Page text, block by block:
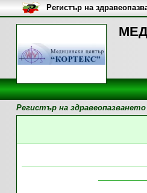
Регистър на
Регистър на здравеопазването